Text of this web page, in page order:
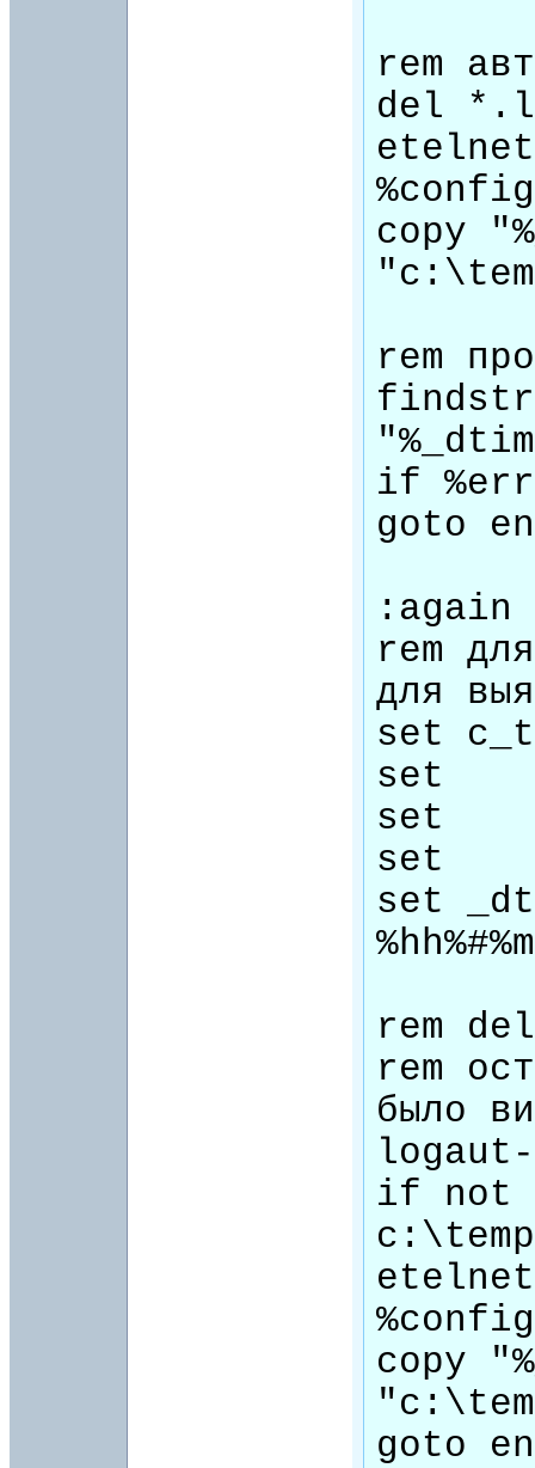
rem
del
copy
rem
findstr
if
goto
:again
rem
для
set
set
set
set
set
rem
rem
было
if not
copy
goto